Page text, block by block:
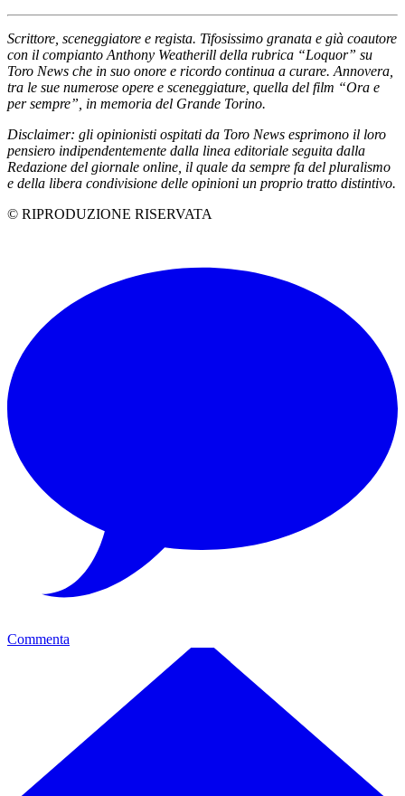
Scrittore, sceneggiatore e regista. Tifosissimo granata e già coautore
con il compianto Anthony Weatherill della rubrica “Loquor” su
Toro News che in suo onore e ricordo continua a curare. Annovera,
tra le sue numerose opere e sceneggiature, quella del film “Ora e
per sempre”, in memoria del Grande Torino.
Disclaimer: gli opinionisti ospitati da Toro News esprimono il loro
pensiero indipendentemente dalla linea editoriale seguita dalla
Redazione del giornale online, il quale da sempre fa del pluralismo
e della libera condivisione delle opinioni un proprio tratto distintivo.
© RIPRODUZIONE RISERVATA
Commenta